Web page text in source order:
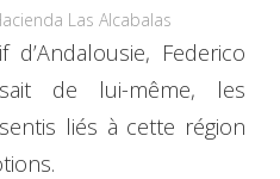
Las Alcabalas
Federico
de lui-même, les
liés à cette région